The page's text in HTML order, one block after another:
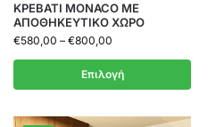
ΚΡΕΒΑΤΙ MONACO ΜΕ
ΑΠΟΘΗΚΕΥΤΙΚΟ ΧΩΡΟ
€580,00 – €800,00
Επιλογή